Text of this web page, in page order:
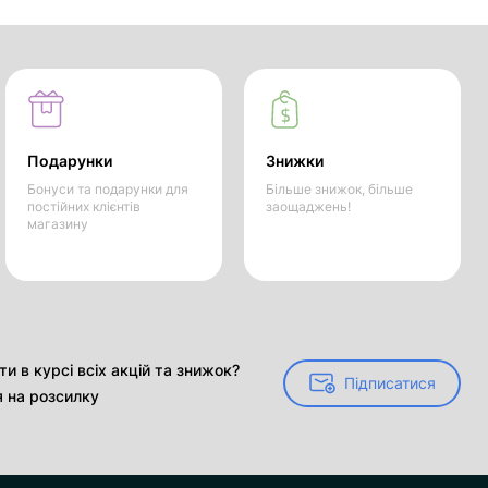
Подарунки
Бонуси та подарунки для
постійних клієнтів
магазину
Знижки
Більше знижок, більше
заощаджень!
в курсі всіх акцій та знижок?
на розсилку
Підписатися
Підписатися